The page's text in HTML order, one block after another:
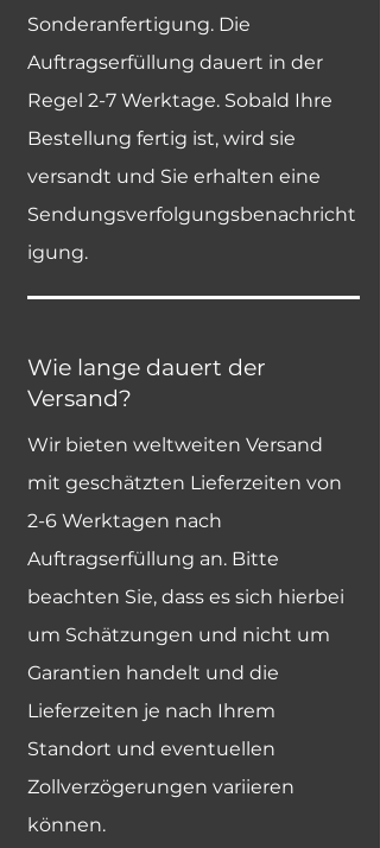
Sonderanfertigung. Die
Auftragserfüllung dauert in der
Regel 2-7 Werktage. Sobald Ihre
Bestellung fertig ist, wird sie
versandt und Sie erhalten eine
Sendungsverfolgungsbenachricht
igung.
Wie lange dauert der
Versand?
Wir bieten weltweiten Versand
mit geschätzten Lieferzeiten von
2-6 Werktagen nach
Auftragserfüllung an. Bitte
beachten Sie, dass es sich hierbei
um Schätzungen und nicht um
Garantien handelt und die
Lieferzeiten je nach Ihrem
Standort und eventuellen
Zollverzögerungen variieren
können.